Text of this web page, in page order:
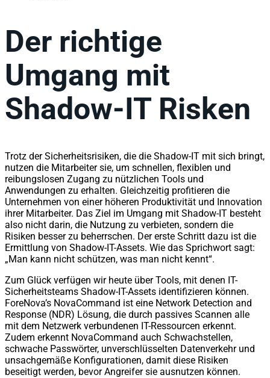
Der richtige
Umgang mit
Shadow-IT Risken
Trotz der Sicherheitsrisiken, die die Shadow-IT mit sich bringt,
nutzen die Mitarbeiter sie, um schnellen, flexiblen und
reibungslosen Zugang zu nützlichen Tools und
Anwendungen zu erhalten. Gleichzeitig profitieren die
Unternehmen von einer höheren Produktivität und Innovation
ihrer Mitarbeiter. Das Ziel im Umgang mit Shadow-IT besteht
also nicht darin, die Nutzung zu verbieten, sondern die
Risiken besser zu beherrschen. Der erste Schritt dazu ist die
Ermittlung von Shadow-IT-Assets. Wie das Sprichwort sagt:
„Man kann nicht schützen, was man nicht kennt“.
Zum Glück verfügen wir heute über Tools, mit denen IT-
Sicherheitsteams Shadow-IT-Assets identifizieren können.
ForeNova’s NovaCommand ist eine Network Detection and
Response (NDR) Lösung, die durch passives Scannen alle
mit dem Netzwerk verbundenen IT-Ressourcen erkennt.
Zudem erkennt NovaCommand auch Schwachstellen,
schwache Passwörter, unverschlüsselten Datenverkehr und
unsachgemäße Konfigurationen, damit diese Risiken
beseitigt werden, bevor Angreifer sie ausnutzen können.